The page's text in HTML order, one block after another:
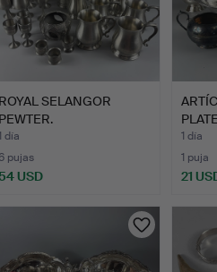
ROYAL SELANGOR
PEWTER.
día
pujas
54 USD
1 día
1 puja
21